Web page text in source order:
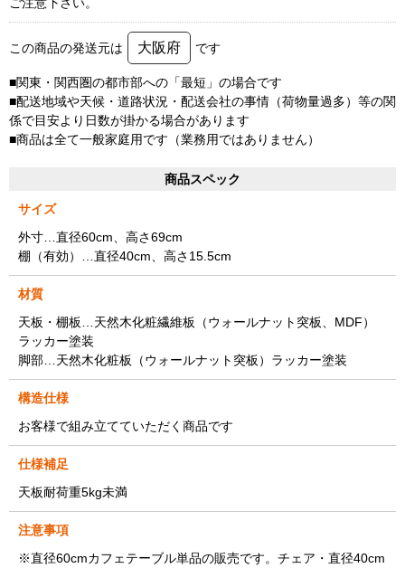
この商品の発送元は 大阪府 です
■関東・関西圏の都市部への「最短」の場合です
■配送地域や天候・道路状況・配送会社の事情（荷物量過多）等の関
係で目安より日数が掛かる場合があります
■商品は全て一般家庭用です（業務用ではありません）
商品スペック
サイズ
外寸…直径60cm、高さ69cm
棚（有効）…直径40cm、高さ15.5cm
材質
天板・棚板…天然木化粧繊維板（ウォールナット突板、MDF）
ラッカー塗装
脚部…天然木化粧板（ウォールナット突板）ラッカー塗装
構造仕様
お客様で組み立てていただく商品です
仕様補足
天板耐荷重5kg未満
注意事項
※直径60cmカフェテーブル単品の販売です。チェア・直径40cm